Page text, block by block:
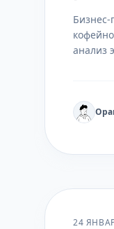
Бизнес-
анализ
цифрах
24